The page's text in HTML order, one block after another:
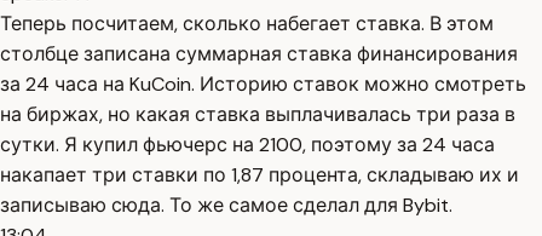
Теперь посчитаем, сколько набегает ставка. В этом
столбце записана суммарная ставка финансирования
за 24 часа на KuCoin. Историю ставок можно смотреть
на биржах, но какая ставка выплачивалась три раза в
сутки. Я купил фьючерс на 2100, поэтому за 24 часа
накапает три ставки по 1,87 процента, складываю их и
записываю сюда. То же самое сделал для Bybit.